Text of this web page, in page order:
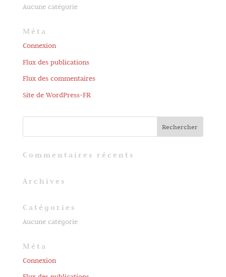
Aucune catégorie
Méta
Connexion
Flux des publications
Flux des commentaires
Site de WordPress-FR
Commentaires récents
Archives
Catégories
Aucune catégorie
Méta
Connexion